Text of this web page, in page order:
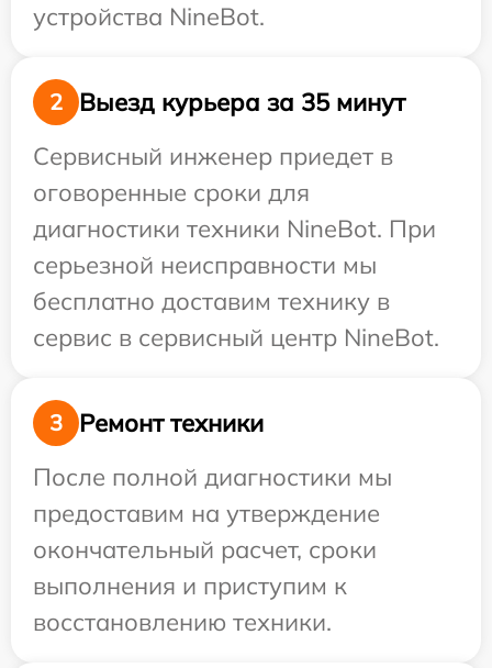
устройства NineBot.
2
Выезд курьера за 35 минут
Сервисный инженер приедет в
оговоренные сроки для
диагностики техники NineBot. При
серьезной неисправности мы
бесплатно доставим технику в
сервис в сервисный центр NineBot.
3
Ремонт техники
После полной диагностики мы
предоставим на утверждение
окончательный расчет, сроки
выполнения и приступим к
восстановлению техники.